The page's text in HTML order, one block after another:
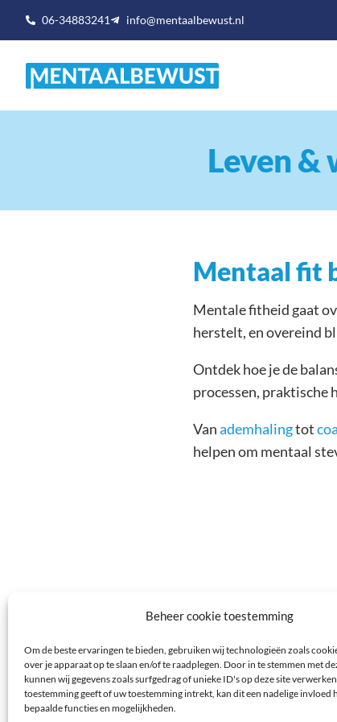
Beheer cookie toestemming
Om de beste ervaringen te bieden, gebruiken wij technologieën zoals
over je apparaat op te slaan en/of te raadplegen. Door in te stemmen met
kunnen wij gegevens zoals surfgedrag of unieke ID's op deze site
toestemming geeft of uw toestemming intrekt, kan dit een nadelige invloed
bepaalde functies en mogelijkheden.
06-34883241 info@mentaalbewust.nl
Leven &
Mentaal fit
Mentale fitheid gaat
herstelt, en overeind
Ontdek hoe je de
processen, praktische
Vanademhalingtot
helpen om mentaal